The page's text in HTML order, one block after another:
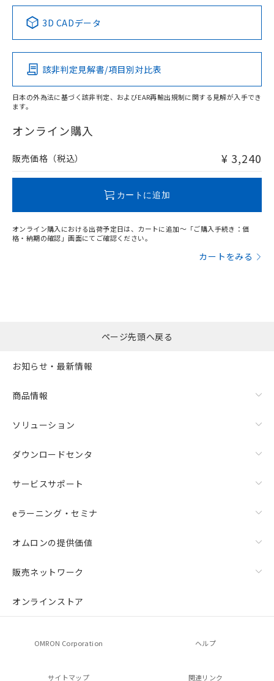
Pb Hg Cd Cr(VI)
O
在庫等で未対応品が混在する可能性があります。
問い合わせください。
この製品の規格認証/適合状況ページへ
その他の認証はこちらのページからご検索ください
3D CADデータ
該非判定見解書/項目別対比表
日本の外為法に基づく該非判定、およびEAR再輸出規制に関する見解が入手でき
ます。
オンライン購入
販売価格（税込） ¥ 3,240
カートに追加
オンライン購入における出荷予定日は、カートに追加～「ご購入手続き：価
格・納期の確認」画面にてご確認ください。
カートをみる
ページ先頭へ戻る
お知らせ・最新情報
商品情報
ソリューション
ダウンロードセンタ
サービスサポート
eラーニング・セミナ
オムロンの提供価値
販売ネットワーク
オンラインストア
OMRON Corporation ヘルプ
サイトマップ 関連リンク